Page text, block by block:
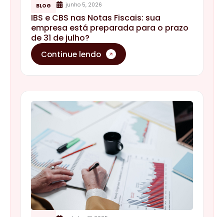
BLOG junho 5, 2026
IBS e CBS nas Notas Fiscais: sua
empresa está preparada para o prazo
de 31 de julho?
Continue lendo